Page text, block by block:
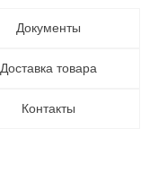
Документы
Доставка товара
Контакты